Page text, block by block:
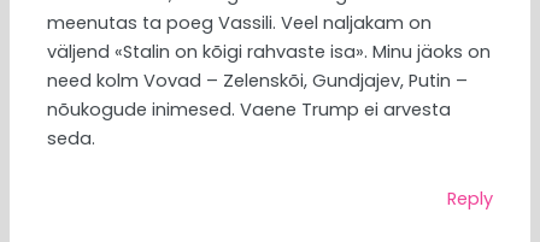
meenutas ta poeg Vassili. Veel naljakam on
väljend «Stalin on kõigi rahvaste isa». Minu jäoks on
need kolm Vovad – Zelenskõi, Gundjajev, Putin –
nõukogude inimesed. Vaene Trump ei arvesta
seda.
Reply